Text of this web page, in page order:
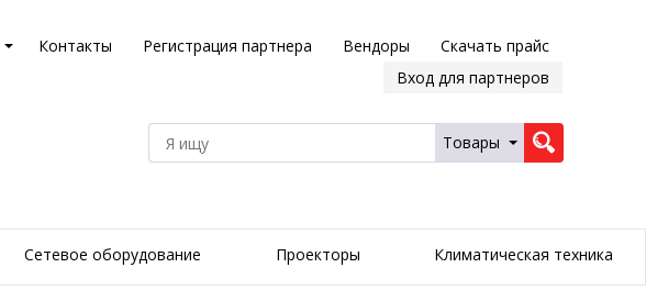
Контакты Регистрация партнера Вендоры
Скачать прайс
Вход для партнеров
Товары
Сетевое оборудование Проекторы Климатическая техника